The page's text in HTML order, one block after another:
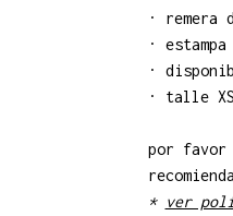
· remera
·
·
· talle
por favor
* ver